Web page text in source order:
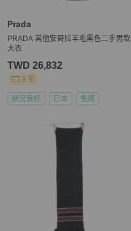
Prada
PRADA 其他安哥拉羊毛黑色二手男款
大衣
TWD 26,832
9 折
狀況良好 日本 免運